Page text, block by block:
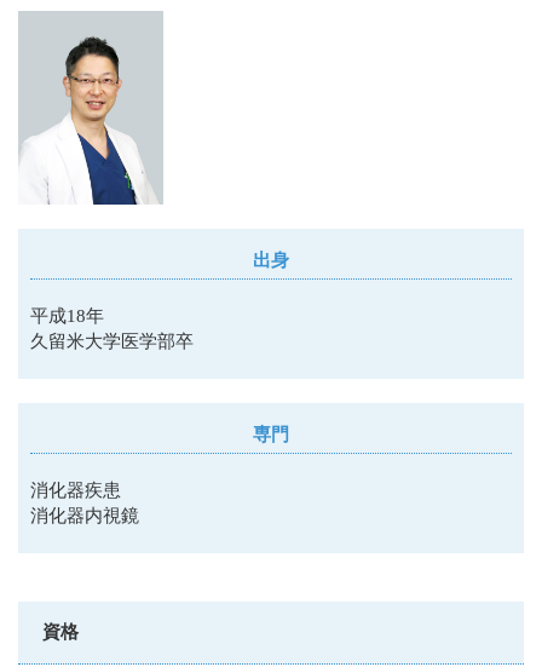
出身
平成18年
久留米大学医学部卒
専門
消化器疾患
消化器内視鏡
資格